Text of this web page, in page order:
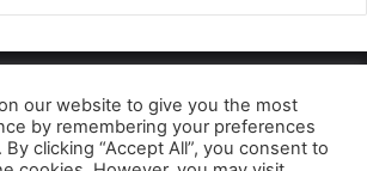
PERIODICO DIGITAL 2022
Aviso de Privacidad
our website to give you the most
by remembering your preferences
clicking “Accept All”, you consent to